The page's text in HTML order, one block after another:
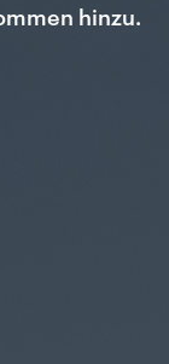
hinzu.